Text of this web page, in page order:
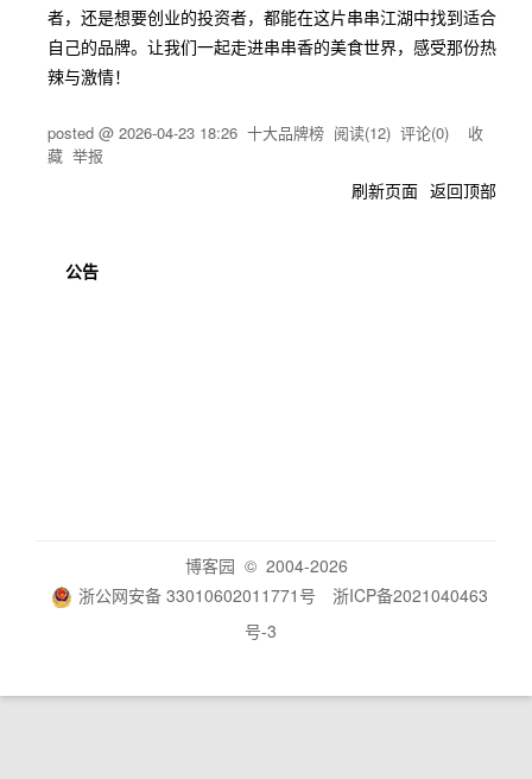
者，还是想要创业的投资者，都能在这片串串江湖中找到适合
自己的品牌。让我们一起走进串串香的美食世界，感受那份热
辣与激情！
posted @ 2026-04-23 18:26 十大品牌榜 阅读(12) 评论(0) 收
藏 举报
刷新页面 返回顶部
公告
博客园 © 2004-2026
浙公网安备 33010602011771号
浙ICP备2021040463
号-3